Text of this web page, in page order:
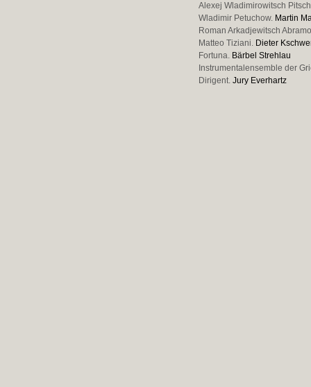
Alexej Wladimirowitsch
Wladimir Petuchow. Martin
Roman Arkadjewitsch
Matteo Tiziani. Dieter
Fortuna. Bärbel Strehlau
Instrumentalensemble der
Dirigent.Jury Everhartz